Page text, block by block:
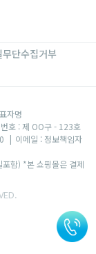
무단수집거부
자명
호 : 제 OO구 - 123호
| 이메일 : 정보책임자
함) *본 쇼핑몰은 결제